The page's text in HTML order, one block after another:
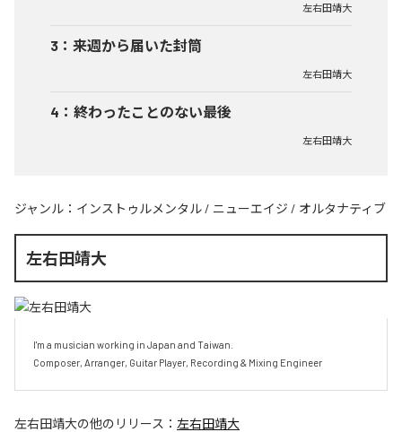
左右田靖大
3 ： 来週から届いた封筒
左右田靖大
4 ： 終わったことのない最後
左右田靖大
ジャンル： インストゥルメンタル / ニューエイジ / オルタナティブ
左右田靖大
I'm a musician working in Japan and Taiwan.
Composer, Arranger, Guitar Player, Recording & Mixing Engineer
左右田靖大の他のリリース： 左右田靖大